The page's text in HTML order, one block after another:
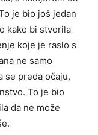
je bio još jedan
kako bi stvorila
koje je raslo s
ne samo
se preda očaju,
To je bio
da ne može